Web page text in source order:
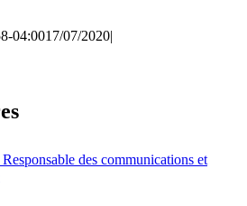
04:0017/07/2020|